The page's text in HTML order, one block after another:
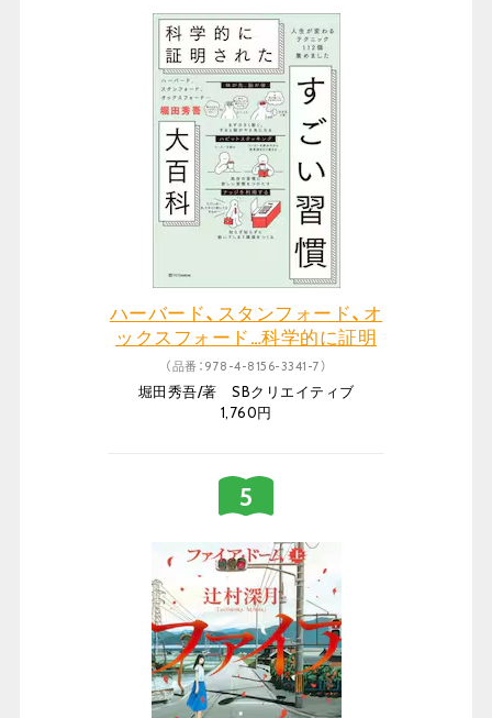
ハーバード、スタンフォード、オ
ックスフォード…科学的に証明
されたすごい習慣大百科 人生が
変わるテクニック112個集めまし
た
（品番：978-4-8156-3341-7）
堀田秀吾/著 SBクリエイティブ
1,760円